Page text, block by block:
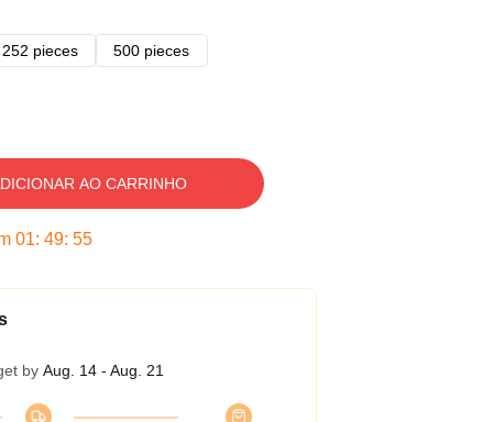
252 pieces
500 pieces
AO CARRINHO
01: 49: 54
by Aug. 14 - Aug. 21